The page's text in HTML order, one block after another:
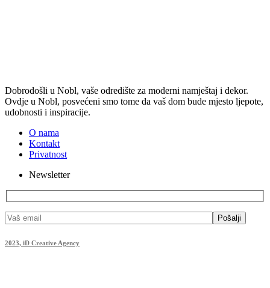
Dobrodošli u Nobl, vaše odredište za moderni namještaj i dekor.
Ovdje u Nobl, posvećeni smo tome da vaš dom bude mjesto ljepote,
udobnosti i inspiracije.
O nama
Kontakt
Privatnost
Newsletter
Pošalji
2023, iD Creative Agency